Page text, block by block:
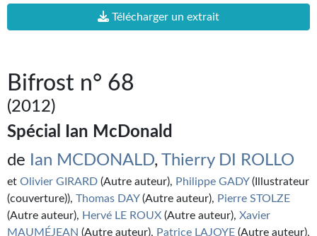
Parallaxe
Kvasar
Pulps
Étoiles vives
Yellow Submarine
Télécharger un extrait
Bifrost n° 68
(2012)
Spécial Ian McDonald
de Ian MCDONALD, Thierry DI ROLLO
et Olivier GIRARD (Autre auteur), Philippe GADY(Illustrateur
(couverture)), Thomas DAY(Autre auteur), Pierre STOLZE
(Autre auteur), Hervé LE ROUX (Autre auteur), Xavier
MAUMÉJEAN (Autre auteur), Patrice LAJOYE (Autre auteur),